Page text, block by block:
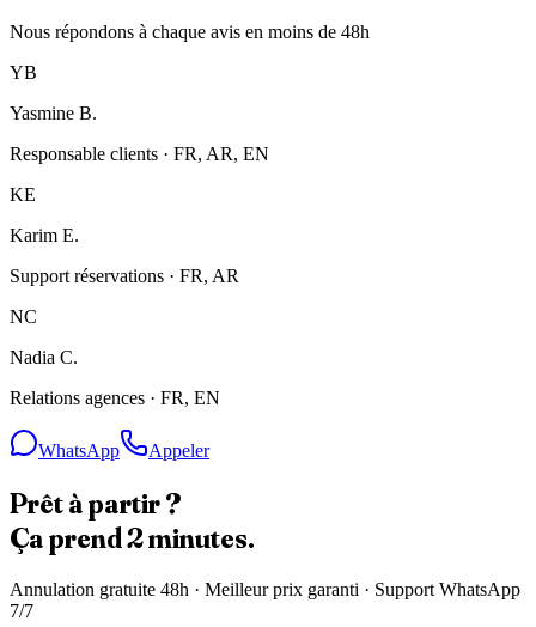
Nous répondons à chaque avis en moins de 48h
YB
Yasmine B.
Responsable clients · FR, AR, EN
KE
Karim E.
Support réservations · FR, AR
NC
Nadia C.
Relations agences · FR, EN
WhatsApp Appeler
Prêt à partir ?
Ça prend2 minutes.
Annulation gratuite 48h · Meilleur prix garanti · Support WhatsApp
7/7